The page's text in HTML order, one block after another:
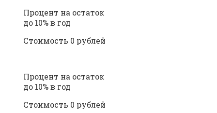
Процент на остаток
до 10% в год
Стоимость 0 рублей
Процент на остаток
до 10% в год
Стоимость 0 рублей